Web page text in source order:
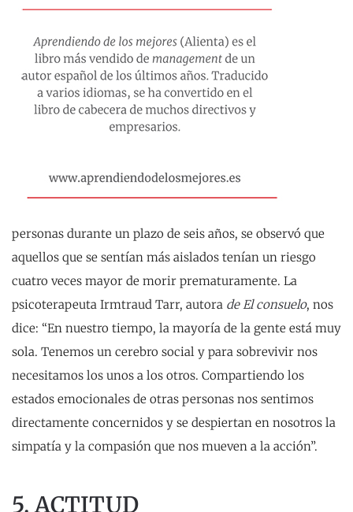
personas durante un plazo de seis años, se observó que
aquellos que se sentían más aislados tenían un riesgo
cuatro veces mayor de morir prematuramente. La
psicoterapeuta Irmtraud Tarr, autora de El consuelo, nos
dice: “En nuestro tiempo, la mayoría de la gente está muy
sola. Tenemos un cerebro social y para sobrevivir nos
necesitamos los unos a los otros. Compartiendo los
estados emocionales de otras personas nos sentimos
directamente concernidos y se despiertan en nosotros la
simpatía y la compasión que nos mueven a la acción”.
5. ACTITUD